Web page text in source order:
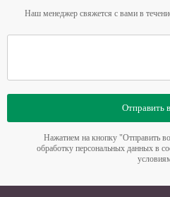
Наш менеджер свяжется с вами в
Отправить
Нажатием на кнопку "Отправить
обработку персональных данных в